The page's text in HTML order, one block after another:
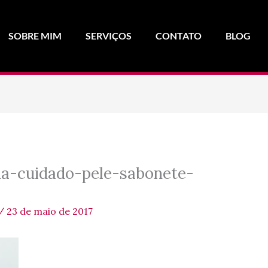
SOBRE MIM SERVIÇOS CONTATO BLOG
cuidado-pele-sabonete-
/ 23 de maio de 2017